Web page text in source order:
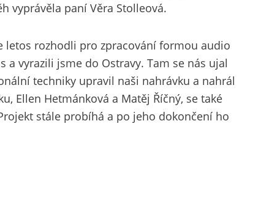
vyprávěla paní Věra Stolleová.
letos rozhodli pro zpracování formou audio
a vyrazili jsme do Ostravy. Tam se nás ujal
techniky upravil naši nahrávku a nahrál
Ellen Hetmánková a Matěj Říčný, se také
stále probíhá a po jeho dokončení ho